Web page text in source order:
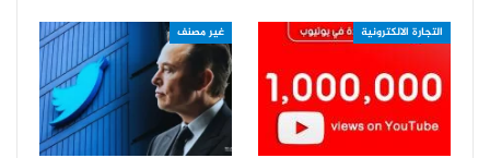
التجارة الالكترونية غير مصنف